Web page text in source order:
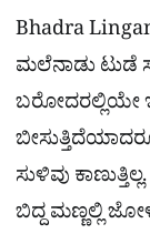
Bhadra
ಮಲೆನಾಡು ಟುಡೆ
ಬರೋದರಲ್ಲಿಯೇ
ಸುಳಿವು
ಬಿದ್ದ ಮಣ್ಣಲ್ಲಿ